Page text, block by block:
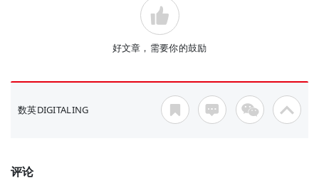
好文章，需要你的鼓励
数英DIGITALING
评论